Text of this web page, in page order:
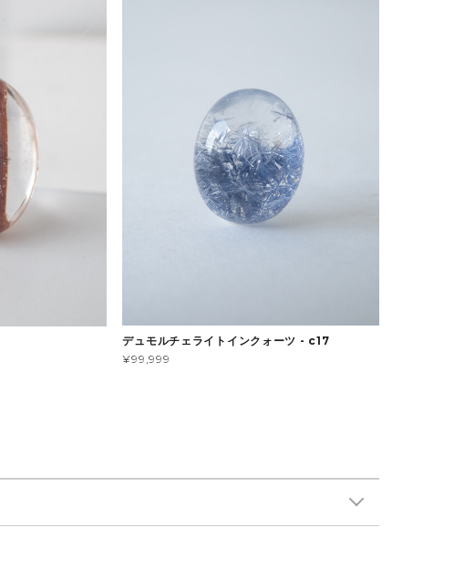
デュモルチェライトインクォーツ - c17
¥99,999